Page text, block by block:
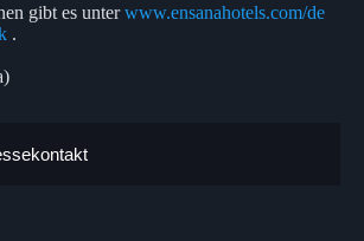
gibt es unterwww.ensanahotels.com/de
.